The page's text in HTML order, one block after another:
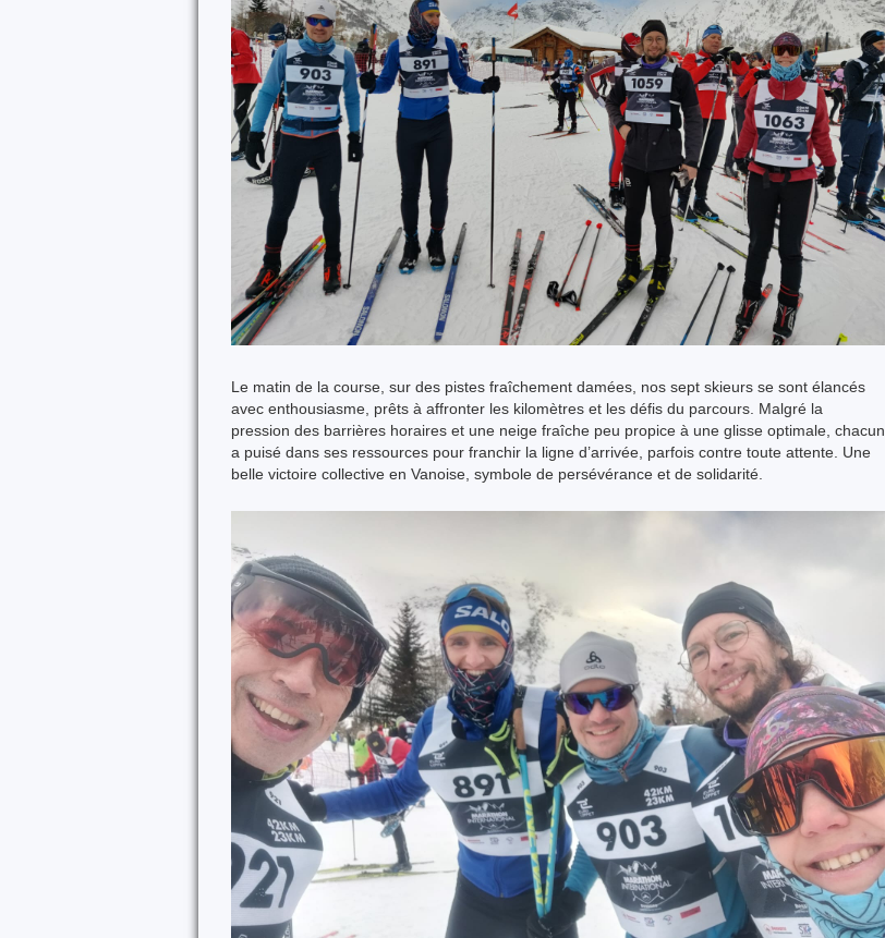
Le matin de la course, sur des pistes fraîchement damées, nos sept skieurs se sont élancés
avec enthousiasme, prêts à affronter les kilomètres et les défis du parcours. Malgré la
pression des barrières horaires et une neige fraîche peu propice à une glisse optimale, chacun
a puisé dans ses ressources pour franchir la ligne d’arrivée, parfois contre toute attente. Une
belle victoire collective en Vanoise, symbole de persévérance et de solidarité.